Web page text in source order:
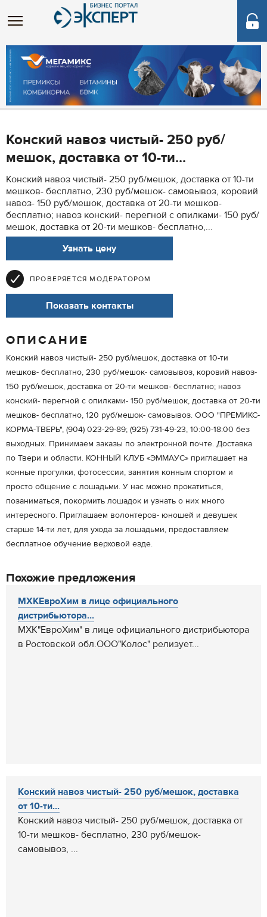
Конский навоз чистый- 250 руб/
мешок, доставка от 10-ти...
Конский навоз чистый- 250 руб/мешок, доставка от 10-ти
мешков- бесплатно, 230 руб/мешок- самовывоз, коровий
навоз- 150 руб/мешок, доставка от 20-ти мешков-
бесплатно; навоз конский- перегной с опилками- 150 руб/
мешок, доставка от 20-ти мешков- бесплатно,...
Узнать цену
ПРОВЕРЯЕТСЯ МОДЕРАТОРОМ
Показать контакты
ОПИСАНИЕ
Конский навоз чистый- 250 руб/мешок, доставка от 10-ти
мешков- бесплатно, 230 руб/мешок- самовывоз, коровий навоз-
150 руб/мешок, доставка от 20-ти мешков- бесплатно; навоз
конский- перегной с опилками- 150 руб/мешок, доставка от 20-ти
мешков- бесплатно, 120 руб/мешок- самовывоз. ООО "ПРЕМИКС-
КОРМА-ТВЕРЬ", (904) 023-29-89; (925) 731-49-23, 10:00-18:00 без
выходных. Принимаем заказы по электронной почте. Доставка
по Твери и области. КОННЫЙ КЛУБ «ЭММАУС» приглашает на
конные прогулки, фотосессии, занятия конным спортом и
просто общение с лошадьми. У нас можно прокатиться,
позаниматься, покормить лошадок и узнать о них много
интересного. Приглашаем волонтеров- юношей и девушек
старше 14-ти лет, для ухода за лошадьми, предоставляем
бесплатное обучение верховой езде.
Похожие предложения
МХКЕвроХим в лице официального
дистрибьютора...
МХК"ЕвроХим" в лице официального дистрибьютора
в Ростовской обл.ООО"Колос" релизует...
Конский навоз чистый- 250 руб/мешок, доставка
от 10-ти...
Конский навоз чистый- 250 руб/мешок, доставка от
10-ти мешков- бесплатно, 230 руб/мешок-
самовывоз, ...